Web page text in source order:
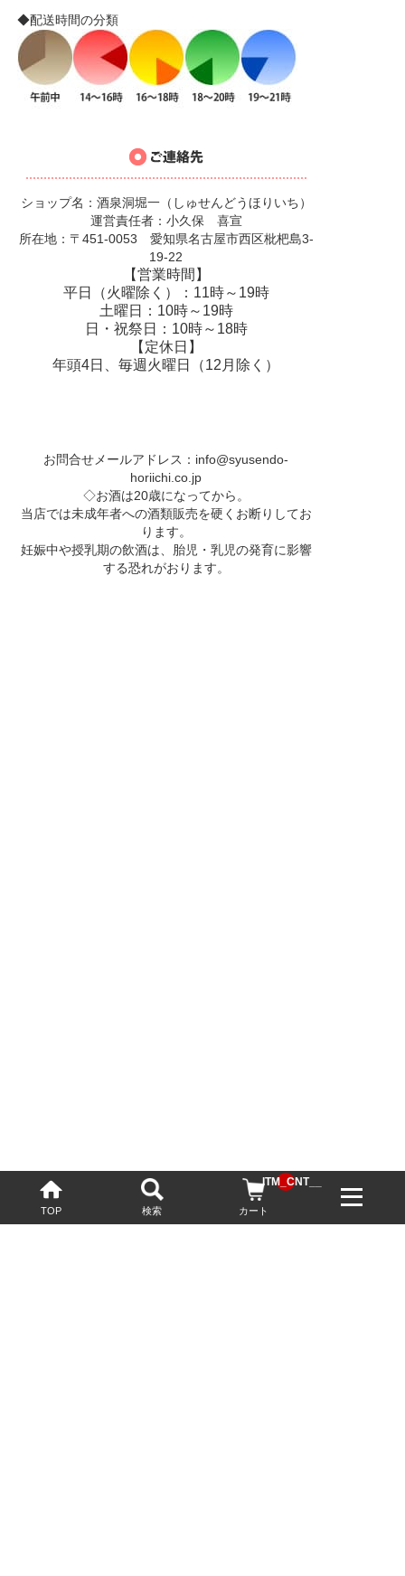
TOP 検索 カート
__ITM_CNT__
◆配送時間の分類
ショップ名：酒泉洞堀一（しゅせんどうほりいち）
運営責任者：小久保 喜宣
所在地：〒451-0053 愛知県名古屋市西区枇杷島3-
19-22
【営業時間】
平日（火曜除く）：11時～19時
土曜日：10時～19時
日・祝祭日：10時～18時
【定休日】
年頭4日、毎週火曜日（12月除く）
お問合せメールアドレス： info@syusendo-
horiichi.co.jp
◇お酒は20歳になってから。
当店では未成年者への酒類販売を硬くお断りしてお
ります。
妊娠中や授乳期の飲酒は、胎児・乳児の発育に影響
する恐れがおります。